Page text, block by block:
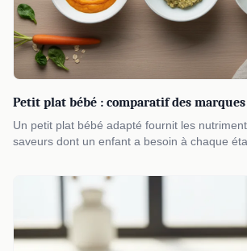
Petit plat bébé : comparatif des
Un petit plat bébé adapté fournit les
saveurs dont un enfant a besoin à chaque